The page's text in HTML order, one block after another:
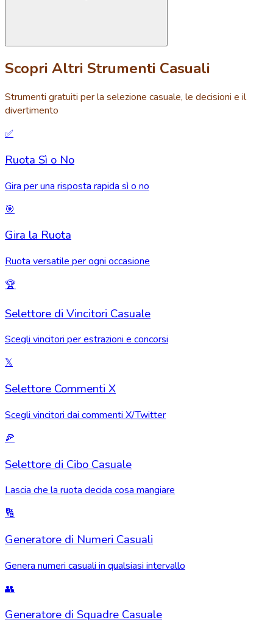
Scopri Altri Strumenti Casuali
Strumenti gratuiti per la selezione casuale, le decisioni e il
divertimento
✅
Ruota Sì o No
Gira per una risposta rapida sì o no
🎯
Gira la Ruota
Ruota versatile per ogni occasione
🏆
Selettore di Vincitori Casuale
Scegli vincitori per estrazioni e concorsi
𝕏
Selettore Commenti X
Scegli vincitori dai commenti X/Twitter
🍕
Selettore di Cibo Casuale
Lascia che la ruota decida cosa mangiare
🔢
Generatore di Numeri Casuali
Genera numeri casuali in qualsiasi intervallo
👥
Generatore di Squadre Casuale